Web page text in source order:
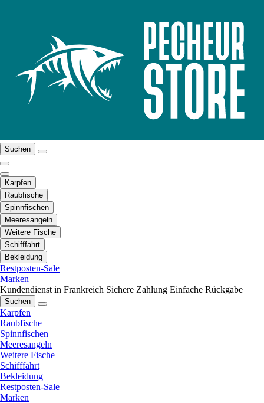
Suchen
Karpfen
Raubfische
Spinnfischen
Meeresangeln
Weitere Fische
Schifffahrt
Bekleidung
Restposten-Sale
Marken
Kundendienst in Frankreich Sichere Zahlung Einfache Rückgabe
Suchen
Karpfen
Raubfische
Spinnfischen
Meeresangeln
Weitere Fische
Schifffahrt
Bekleidung
Restposten-Sale
Marken